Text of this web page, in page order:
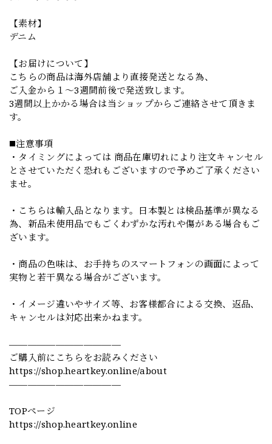
【素材】
デニム
【お届けについて】
こちらの商品は海外店舗より直接発送となる為、
ご入金から１～3週間前後で発送致します。
3週間以上かかる場合は当ショップからご連絡させて頂きま
す。
◼️注意事項
・タイミングによっては 商品在庫切れにより注文キャンセル
とさせていただく恐れもございますので予めご了承ください
ませ。
・こちらは輸入品となります。日本製とは検品基準が異なる
為、新品未使用品でもごくわずかな汚れや傷がある場合もご
ざいます。
・商品の色味は、お手持ちのスマートフォンの画面によって
実物と若干異なる場合がございます。
・イメージ違いやサイズ等、お客様都合による交換、返品、
キャンセルは対応出来かねます。
————————————
ご購入前にこちらをお読みください
https://shop.heartkey.online/about
————————————
TOPページ
https://shop.heartkey.online